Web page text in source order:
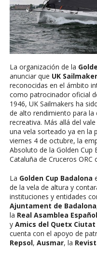
La organización de la
anunciar que UK
reconocidas en el ámbito
como patrocinador oficial
1946, UK Sailmakers ha
de alto rendimiento para la
recreativa. Más allá del
una vela sorteado ya en la
viernes 4 de octubre, la
Absoluto de la Golden Cup
Cataluña de Cruceros ORC
La Golden Cup Badalona
de la vela de altura y
instituciones y entidades
Ajuntament de Badalona
la Real Asamblea
y Amics del Quetx Ciutat
cuenta con el apoyo de
Repsol, Ausmar, la